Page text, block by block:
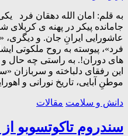
به قلم: امان الله دهقان فرد
جامانده پیکر در پهنه ی کربلای
عاشورایی ایرانِ جان. و دیگری،
های دوران!. به راستی چه حال و
این رفقای دلباخته و سربازان
موطنِ آبایی، تاریخ نورانی و
دانش و سلامت مقالات
سندروم تاکوتسوبو